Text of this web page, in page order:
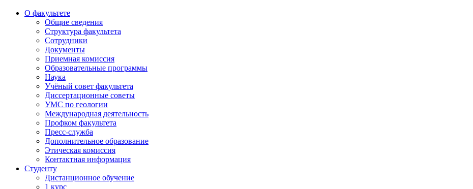
О факультете
Общие сведения
Структура факультета
Сотрудники
Документы
Приемная комиссия
Образовательные программы
Наука
Учёный совет факультета
Диссертационные советы
УМС по геологии
Международная деятельность
Профком факультета
Пресс-служба
Дополнительное образование
Этическая комиссия
Контактная информация
Студенту
Дистанционное обучение
1 курс